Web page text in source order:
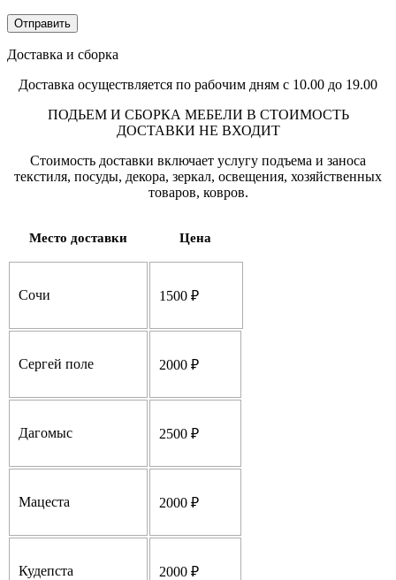
Доставка и сборка
Доставка осуществляется по рабочим дням с 10.00 до 19.00
ПОДЬЕМ И СБОРКА МЕБЕЛИ В СТОИМОСТЬ
ДОСТАВКИ НЕ ВХОДИТ
Стоимость доставки включает услугу подъема и заноса
текстиля, посуды, декора, зеркал, освещения, хозяйственных
товаров, ковров.
Место доставки Цена
Сочи 1500 ₽
Сергей поле 2000 ₽
Дагомыс 2500 ₽
Мацеста 2000 ₽
Кудепста 2000 ₽